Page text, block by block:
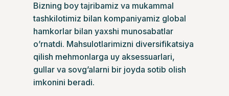
Bizning boy tajribamiz va mukammal
tashkilotimiz bilan kompaniyamiz global
hamkorlar bilan yaxshi munosabatlar
o’rnatdi. Mahsulotlarimizni diversifikatsiya
qilish mehmonlarga uy aksessuarlari,
gullar va sovg’alarni bir joyda sotib olish
imkonini beradi.